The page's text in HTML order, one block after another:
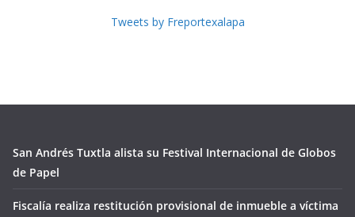
Tweets by Freportexalapa
San Andrés Tuxtla alista su Festival Internacional de Globos
de Papel
Fiscalía realiza restitución provisional de inmueble a víctima